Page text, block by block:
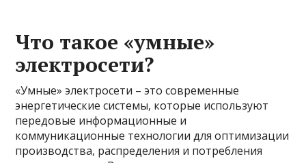
Что такое «умные»
электросети?
«Умные» электросети – это современные
энергетические системы, которые используют
передовые информационные и
коммуникационные технологии для оптимизации
производства, распределения и потребления